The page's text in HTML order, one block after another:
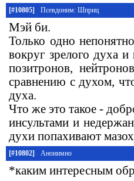
[#10805] Псевдоним: Шприц
Мэй би.
Только одно
вокруг зрелого духа
позитронов,
сравнению с духом,
духа.
Что же это такое -
инсультами и
духи попахивают
[#10802] Анонимно
*каким интересным